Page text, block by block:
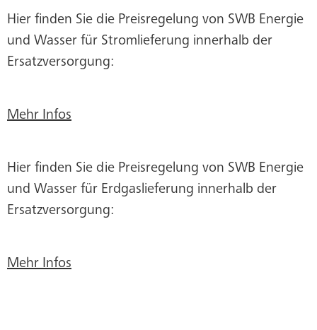
Hier finden Sie die Preisregelung von SWB Energie
und Wasser für Stromlieferung innerhalb der
Ersatzversorgung:
Mehr Infos
Hier finden Sie die Preisregelung von SWB Energie
und Wasser für Erdgaslieferung innerhalb der
Ersatzversorgung:
Mehr Infos